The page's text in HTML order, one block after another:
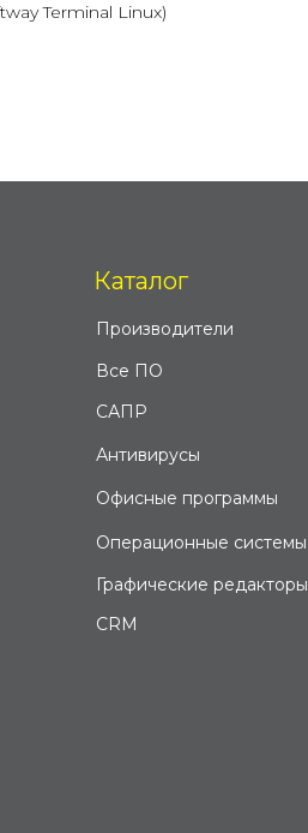
Terminal Linux)
Все ПО
Производители
Антивирусы
Офисные программы
Каталог
Операционные системы
САПР
Графические редакторы
CRM